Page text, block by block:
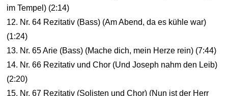
im Tempel) (2:14)
12. Nr. 64 Rezitativ (Bass) (Am Abend, da es kühle war)
(1:24)
13. Nr. 65 Arie (Bass) (Mache dich, mein Herze rein) (7:44)
14. Nr. 66 Rezitativ und Chor (Und Joseph nahm den Leib)
(2:20)
15. Nr. 67 Rezitativ (Solisten und Chor) (Nun ist der Herr